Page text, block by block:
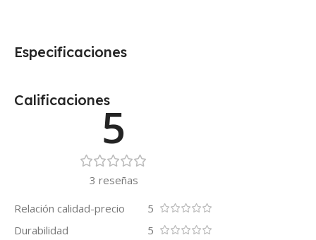
Especificaciones
Calificaciones5
3 reseñas
Relación calidad-precio
5
Durabilidad
5